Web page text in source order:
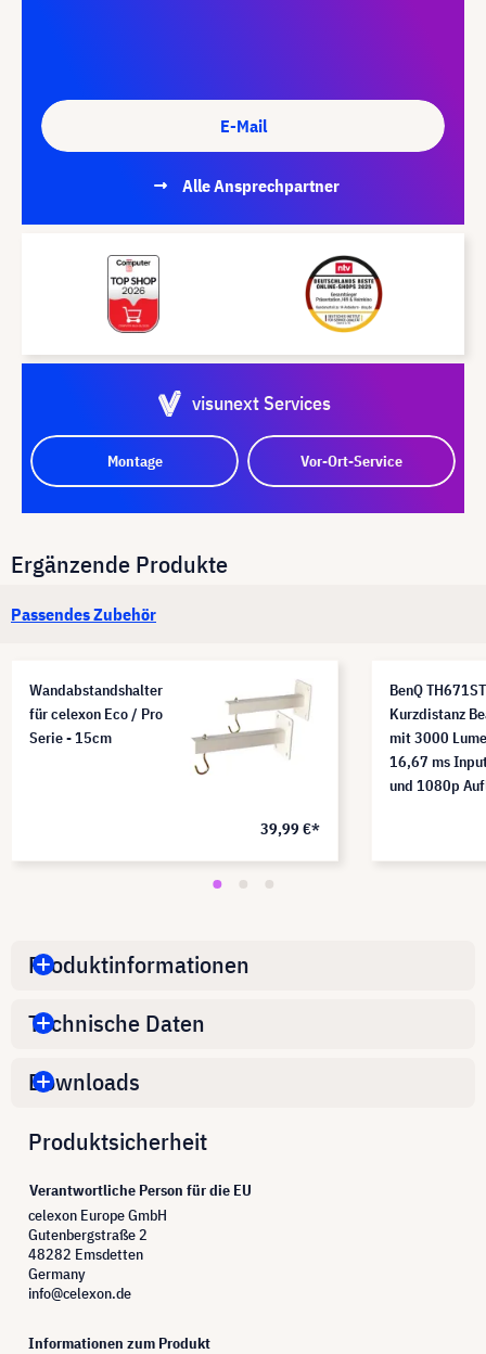
E-Mail
Alle Ansprechpartner
visunext Services
Montage Vor-Ort-Service
Ergänzende Produkte
Passendes Zubehör
Wandabstandshalter
für celexon Eco / Pro
Serie - 15cm
39,99 €*
BenQ TH671ST
Kurzdistanz
mit 3000
16,67 ms
und 1080p
Produktinformationen
Technische Daten
Downloads
Produktsicherheit
Verantwortliche Person für die EU
celexon Europe GmbH
Gutenbergstraße 2
48282 Emsdetten
Germany
info@celexon.de
Informationen zum Produkt